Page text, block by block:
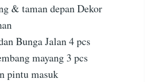
& taman depan Dekor
Bunga Jalan 4 pcs
mayang 3 pcs
pintu masuk